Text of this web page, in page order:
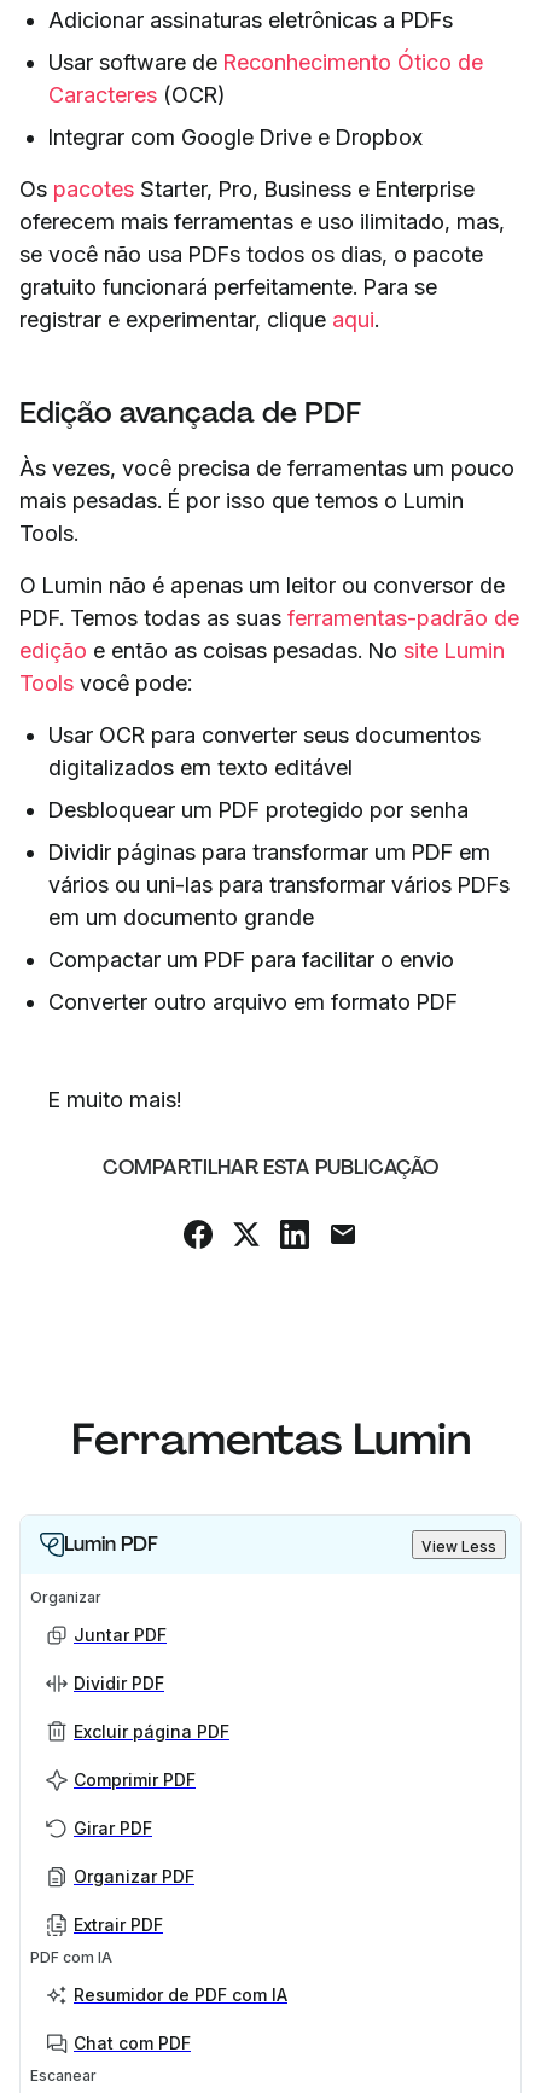
Adicionar assinaturas eletrônicas a PDFs
Usar software de Reconhecimento Ótico de
Caracteres (OCR)
Integrar com Google Drive e Dropbox
Os pacotes Starter, Pro, Business e Enterprise
oferecem mais ferramentas e uso ilimitado, mas,
se você não usa PDFs todos os dias, o pacote
gratuito funcionará perfeitamente. Para se
registrar e experimentar, clique aqui.
Edição avançada de PDF
Às vezes, você precisa de ferramentas um pouco
mais pesadas. É por isso que temos o Lumin
Tools.
O Lumin não é apenas um leitor ou conversor de
PDF. Temos todas as suas ferramentas-padrão de
edição e então as coisas pesadas. No site Lumin
Tools você pode:
Usar OCR para converter seus documentos
digitalizados em texto editável
Desbloquear um PDF protegido por senha
Dividir páginas para transformar um PDF em
vários ou uni-las para transformar vários PDFs
em um documento grande
Compactar um PDF para facilitar o envio
Converter outro arquivo em formato PDF
E muito mais!
COMPARTILHAR ESTA PUBLICAÇÃO
Ferramentas Lumin
Lumin PDF View Less
Organizar
Juntar PDF
Dividir PDF
Excluir página PDF
Comprimir PDF
Girar PDF
Organizar PDF
Extrair PDF
PDF com IA
Resumidor de PDF com IA
Chat com PDF
Escanear